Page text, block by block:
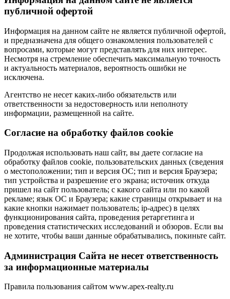
публичной офертой
Информация на данном сайте не является публичной офертой,
и предназначена для общего ознакомления пользователей с
вопросами, которые могут представлять для них интерес.
Несмотря на стремление обеспечить максимальную точность
и актуальность материалов, вероятность ошибки не
исключена.
Агентство не несет каких-либо обязательств или
ответственности за недостоверность или неполноту
информации, размещенной на сайте.
Cогласие на обработку файлов cookie
Продолжая использовать наш сайт, вы даете согласие на
обработку файлов cookie, пользовательских данных (сведения
о местоположении; тип и версия ОС; тип и версия Браузера;
тип устройства и разрешение его экрана; источник откуда
пришел на сайт пользователь; с какого сайта или по какой
рекламе; язык ОС и Браузера; какие страницы открывает и на
какие кнопки нажимает пользователь; ip-адрес) в целях
функционирования сайта, проведения ретаргетинга и
проведения статистических исследований и обзоров. Если вы
не хотите, чтобы ваши данные обрабатывались, покиньте сайт.
Администрация Сайта не несет ответственность
за информационные материалы
Правила пользования сайтом www.apex-realty.ru